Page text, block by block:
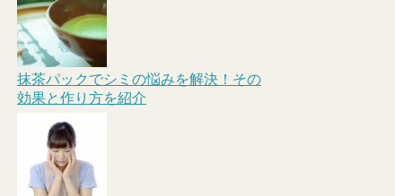
抹茶パックでシミの悩みを解決！その
効果と作り方を紹介